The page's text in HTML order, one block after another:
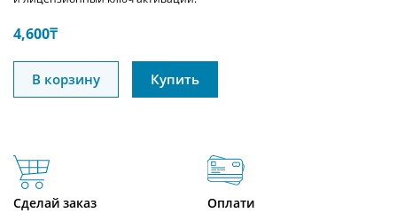
4,600₸
В корзину Купить
Сделай заказ Оплати